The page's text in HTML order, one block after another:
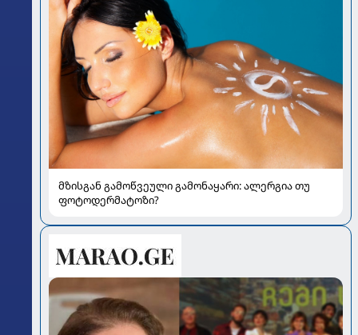
მზისგან გამოწვეული გამონაყარი: ალერგია თუ
ფოტოდერმატოზი?